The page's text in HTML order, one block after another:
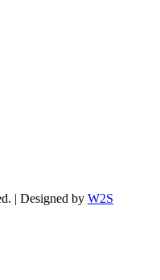
| Designed by W2S